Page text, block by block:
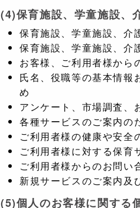
(4)保育施設、学童施設、
保育施設、学童施設、介
保育施設、学童施設、介
お客様、ご利用者様から
氏名、役職等の基本情報
め
アンケート、市場調査、
各種サービスのご案内の
ご利用者様の健康や安全
ご利用者様に対する保育
ご利用者様からのお問い
新規サービスのご案内及
(5)個人のお客様に関する